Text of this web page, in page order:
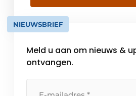
certificering in de beton- en
bouwstaalsector, met
cement, kalk, granulaten,
NIEUWSBRIEF
Meld u aan om nieuws &
ontvangen.